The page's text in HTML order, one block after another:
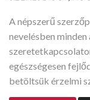
A népszerű
nevelésben
egészségesen
betöltsük érzelmi